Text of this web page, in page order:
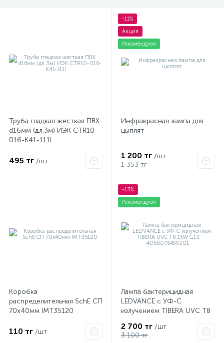
Труба гладкая жесткая ПВХ
d16мм (дл.3м) ИЭК CTR10-
016-K41-111I
495 тг /шт
-11%
Акция
Рекомендуем
Инфракрасная лампа для
цыплят
1 200 тг /шт
1 353 тг
Коробка
распределительная SchE СП
70х40мм IMT35120
110 тг /шт
-13%
Рекомендуем
Лампа бактерицидная
LEDVANCE с УФ-С
излучением TIBERA UVC T8
2 700 тг /шт
3 100 тг